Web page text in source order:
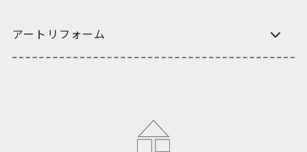
アートリフォーム